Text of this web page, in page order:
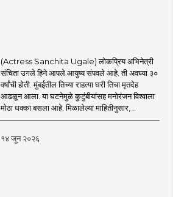
(Actress Sanchita Ugale) लोकप्रिय अभिनेत्री
संचिता उगले हिने आपले आयुष्य संपवले आहे. ती अवघ्या ३०
वर्षांची होती. मुंबईतील तिच्या राहत्या घरी तिचा मृतदेह
आढळून आला. या घटनेमुळे कुटुंबीयांसह मनोरंजन विश्वाला
मोठा धक्का बसला आहे. मिळालेल्या माहितीनुसार, ..
१४ जून २०२६